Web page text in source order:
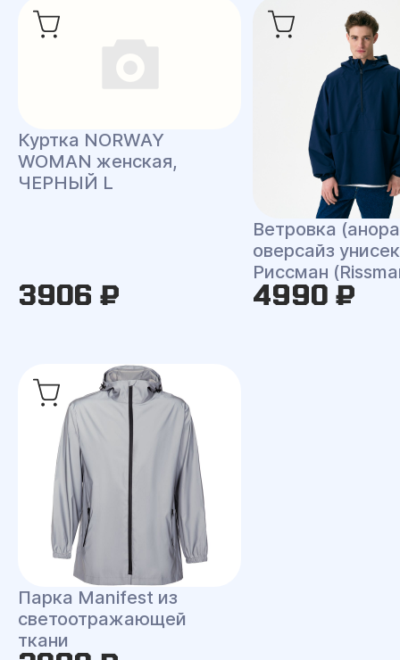
Куртка NORWAY
WOMAN женская,
ЧЕРНЫЙ L
3906 ₽
Ветровка
оверсайз
Риссман
4990 ₽
Парка Manifest из
светоотражающей
ткани